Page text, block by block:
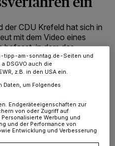
der CDU Krefeld hat sich in
mit dem Video eines
befasst, in dem das
von Muslimen spricht.
CDU Krefeld, André
Minute Lesezeit
so relevant für Sie. Sie können
Rand der Webseite klicken.
unseres Website. Weitere
Datenschutzerklärung.
tipp-am-sonntag.de-Seiten und
DSGVO auch die
z.B. in den USA ein.
Daten, um Folgendes
Endgeräteeigenschaften zur
von oder Zugriff auf
Werbung und
und der Performance von
Entwicklung und Verbesserung